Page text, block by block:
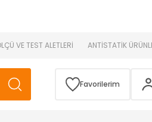
VE TEST ALETLERİ ANTİSTATİK
Favorilerim